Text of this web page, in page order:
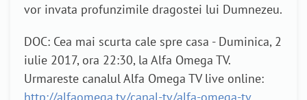
vor invata profunzimile dragostei lui Dumnezeu.
DOC: Cea mai scurta cale spre casa - Duminica, 2
iulie 2017, ora 22:30, la Alfa Omega TV.
Urmareste canalul Alfa Omega TV live online: